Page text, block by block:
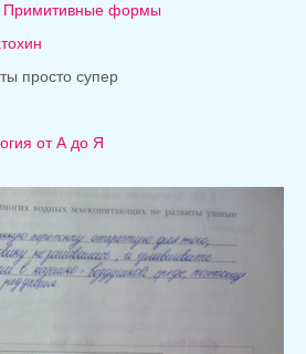
Примитивные формы
просто супер
от А до Я